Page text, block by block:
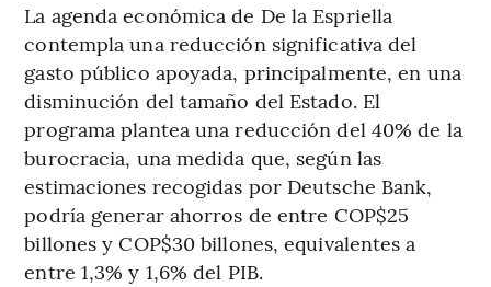
La agenda económica de De la Espriella
contempla una reducción significativa del
gasto público apoyada, principalmente, en una
disminución del tamaño del Estado. El
programa plantea una reducción del 40% de la
burocracia, una medida que, según las
estimaciones recogidas por Deutsche Bank,
podría generar ahorros de entre COP$25
billones y COP$30 billones, equivalentes a
entre 1,3% y 1,6% del PIB.